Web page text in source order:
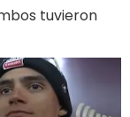
tuvieron